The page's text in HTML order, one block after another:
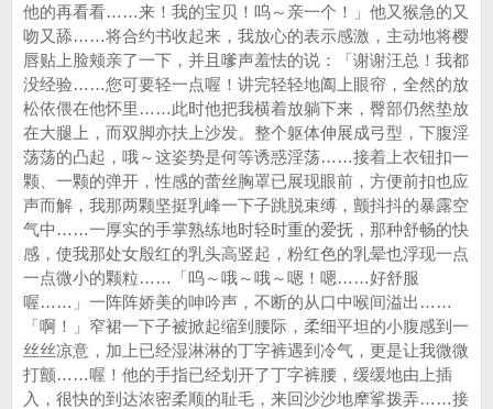
他的再看看……来！我的宝贝！呜～亲一个！」他又猴急的又
吻又舔……将合约书收起来，我放心的表示感激，主动地将樱
唇贴上脸颊亲了一下，并且嗲声羞怯的说：「谢谢汪总！我都
没经验……您可要轻一点喔！讲完轻轻地阖上眼帘，全然的放
松依偎在他怀里……此时他把我横着放躺下来，臀部仍然垫放
在大腿上，而双脚亦扶上沙发。整个躯体伸展成弓型，下腹淫
荡荡的凸起，哦～这姿势是何等诱惑淫荡……接着上衣钮扣一
颗、一颗的弹开，性感的蕾丝胸罩已展现眼前，方便前扣也应
声而解，我那两颗坚挺乳峰一下子跳脱束缚，颤抖抖的暴露空
气中……一厚实的手掌熟练地时轻时重的爱抚，那种舒畅的快
感，使我那处女殷红的乳头高竖起，粉红色的乳晕也浮现一点
一点微小的颗粒……「呜～哦～哦～嗯！嗯……好舒服
喔……」一阵阵娇美的呻吟声，不断的从口中喉间溢出……
「啊！」窄裙一下子被掀起缩到腰际，柔细平坦的小腹感到一
丝丝凉意，加上已经湿淋淋的丁字裤遇到冷气，更是让我微微
打颤……喔！他的手指已经划开了丁字裤腰，缓缓地由上插
入，很快的到达浓密柔顺的耻毛，来回沙沙地摩挲拨弄……接